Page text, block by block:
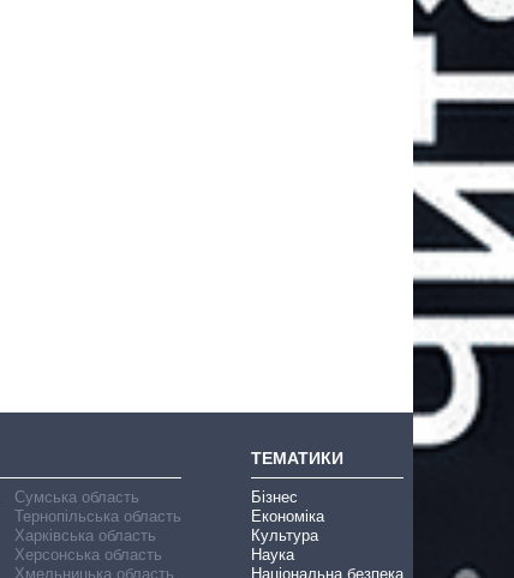
Сумська область
Тернопільська область
Харківська область
Херсонська область
Хмельницька область
ТЕМАТИКИ
Бізнес
Економіка
Культура
Наука
Національна безпека